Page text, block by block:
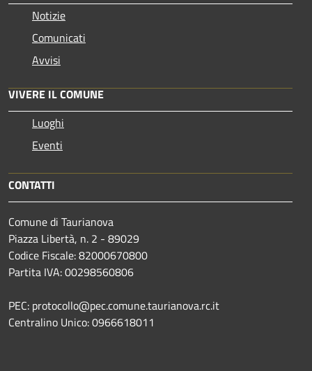
Notizie
Comunicati
Avvisi
VIVERE IL COMUNE
Luoghi
Eventi
CONTATTI
Comune di Taurianova
Piazza Libertà, n. 2 - 89029
Codice Fiscale: 82000670800
Partita IVA: 00298560806
PEC: protocollo@pec.comune.taurianova.rc.it
Centralino Unico: 0966618011